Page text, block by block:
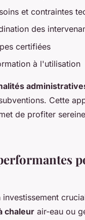
et contraintes
des
certifiées
à l'utilisation
Cette
de profiter
chaleur air-eau ou